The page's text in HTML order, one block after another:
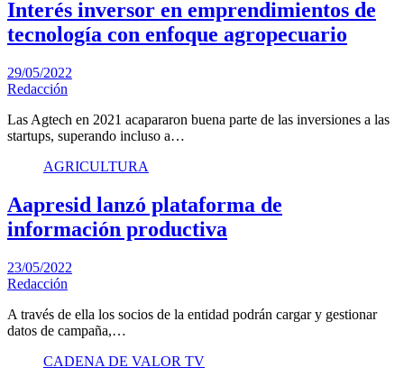
Interés inversor en emprendimientos de
tecnología con enfoque agropecuario
29/05/2022
Redacción
Las Agtech en 2021 acapararon buena parte de las inversiones a las
startups, superando incluso a…
AGRICULTURA
Aapresid lanzó plataforma de
información productiva
23/05/2022
Redacción
A través de ella los socios de la entidad podrán cargar y gestionar
datos de campaña,…
CADENA DE VALOR TV